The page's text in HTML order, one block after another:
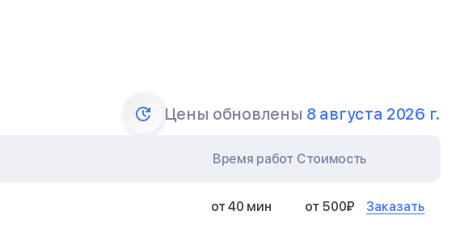
Цены обновлены 8 августа 2026 г.
Время работ Стоимость
от 40 мин от 500₽ Заказать